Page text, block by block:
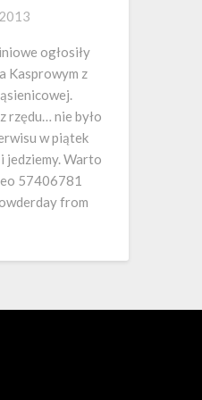
ogłosiły
Kasprowym z
rzędu… nie było
w piątek
jedziemy. Warto
57406781
from